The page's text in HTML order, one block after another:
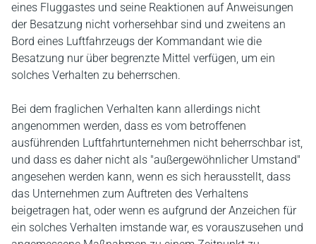
eines Fluggastes und seine Reaktionen auf Anweisungen
der Besatzung nicht vorhersehbar sind und zweitens an
Bord eines Luftfahrzeugs der Kommandant wie die
Besatzung nur über begrenzte Mittel verfügen, um ein
solches Verhalten zu beherrschen.
Bei dem fraglichen Verhalten kann allerdings nicht
angenommen werden, dass es vom betroffenen
ausführenden Luftfahrtunternehmen nicht beherrschbar ist,
und dass es daher nicht als "außergewöhnlicher Umstand"
angesehen werden kann, wenn es sich herausstellt, dass
das Unternehmen zum Auftreten des Verhaltens
beigetragen hat, oder wenn es aufgrund der Anzeichen für
ein solches Verhalten imstande war, es vorauszusehen und